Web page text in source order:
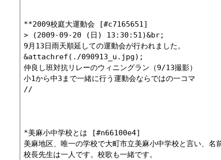
**2009校庭大運動会 [#c7165651]
> (2009-09-20 (日) 13:30:51)&br;
9月13日雨天順延しての運動会が行われました。
&attachref(./090913_u.jpg);
仲良し班対抗リレーのウィニングラン（9/13撮影）
小1から中3まで一緒に行う運動会ならではの一コマ
//
*美麻小中学校とは [#n66100e4]
美麻地区、唯一の学校で大町市立美麻小中学校と言い、
校長先生は一人です。校歌も一緒です。